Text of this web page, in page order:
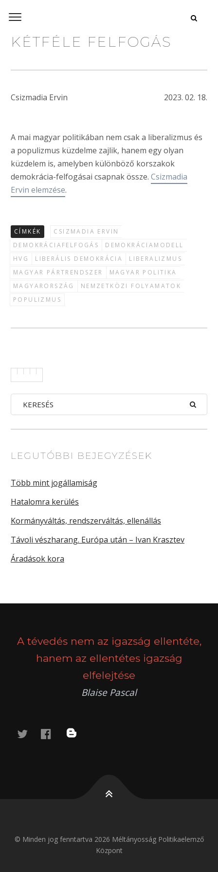
KÉTFÉLE FELFOGÁS
Csizmadia Ervin 2023. 02. 18.
A mai magyar politikában nem csak a liberalizmus és
a populizmus küzdelme zajlik, hanem egy olyan
küzdelem is, amelyben különböző korszakok
demokrácia-felfogásai csapnak össze. Csizmadia
Ervin elemzése.
CÍMKÉK
CSIZMADIA ERVIN
DEMOKRÁCIAFELFOGÁS
DEMOKRÁCIAMODELL
HVG
LIBERÁLIS DEMOKRÁCIA
LIBERALIZMUS
MAGYAR PÁRTRENDSZER
MAGYAR POLITIKA
MAGYARORSZÁG
NEMZETKÖZI FOLYAMATOK
POPULIZMUS
LEGUTÓBBI BEJEGYZÉSEK
Több mint jogállamiság
Hatalomra kerülés
Kormányváltás, rendszerváltás, ellenállás
Távoli vészharang. Európa után – Ivan Krasztev
Áradások kora
A tévedés nem az igazság ellentéte,
hanem az ellentétes igazság
elfelejtése
Blaise Pascal
twitterfacebook
blog
© Minden jog fenntartva 2026 Méltányosság Politikaelemző
Központ